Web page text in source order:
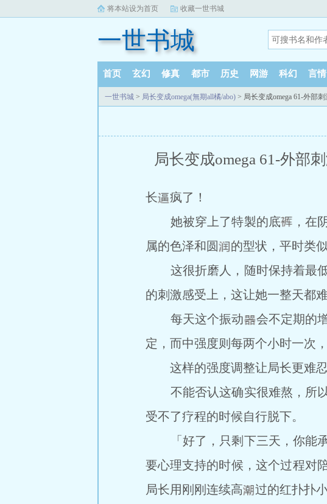
将本站设为首页 收藏一世书城
一世书城
首页 玄幻 修真 都市 历史 网游 科幻 言情
一世书城 > 局长变成omega(無期all橘/abo) > 局长变成omega 61-外部
局长变成omega 61-外部
长
疯了！
她被穿上了特製的底
，在阴
属的色泽和圆
的型状，平时类
这很折磨人，随时保持着最低
的刺激感受上，这让她一整天都
每天这个振动
会不定期的
定，而中强度则每两个小时一次
这样的强度调整让局长更难忍
不能否认这确实很难熬，所
受不了疗程的时候自行脱下。
「好了，只剩下三天，你能承
要心理支持的时候，这个过程对
局长用刚刚连续高
过的红扑扑